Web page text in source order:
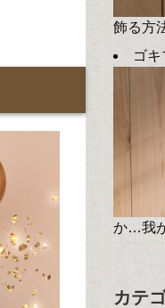
飾る方
ゴ
か…我
カテ